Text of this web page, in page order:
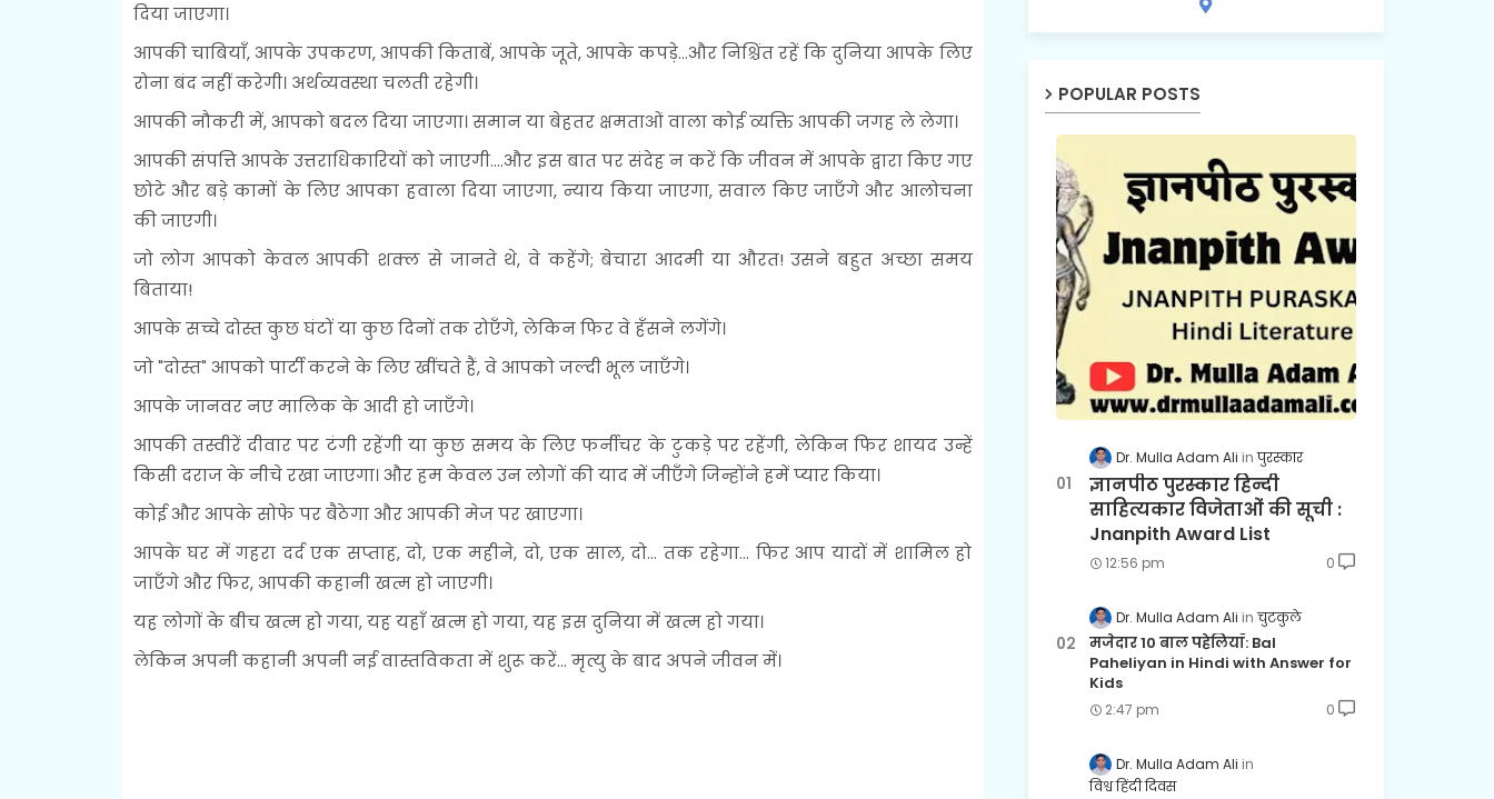
दिया जाएगा।
आपकी चाबियाँ, आपके उपकरण, आपकी किताबें, आपके जूते, आपके कपड़े...और निश्चिंत रहें कि दुनिया आपके लिए
रोना बंद नहीं करेगी। अर्थव्यवस्था चलती रहेगी।
आपकी नौकरी में, आपको बदल दिया जाएगा। समान या बेहतर क्षमताओं वाला कोई व्यक्ति आपकी जगह ले लेगा।
आपकी संपत्ति आपके उत्तराधिकारियों को जाएगी....और इस बात पर संदेह न करें कि जीवन में आपके द्वारा किए गए
छोटे और बड़े कामों के लिए आपका हवाला दिया जाएगा, न्याय किया जाएगा, सवाल किए जाएँगे और आलोचना
की जाएगी।
जो लोग आपको केवल आपकी शक्ल से जानते थे, वे कहेंगे; बेचारा आदमी या औरत! उसने बहुत अच्छा समय
बिताया!
आपके सच्चे दोस्त कुछ घंटों या कुछ दिनों तक रोएँगे, लेकिन फिर वे हँसने लगेंगे।
जो "दोस्त" आपको पार्टी करने के लिए खींचते हैं, वे आपको जल्दी भूल जाएँगे।
आपके जानवर नए मालिक के आदी हो जाएँगे।
आपकी तस्वीरें दीवार पर टंगी रहेंगी या कुछ समय के लिए फर्नीचर के टुकड़े पर रहेंगी, लेकिन फिर शायद उन्हें
किसी दराज के नीचे रखा जाएगा। और हम केवल उन लोगों की याद में जीएँगे जिन्होंने हमें प्यार किया।
कोई और आपके सोफे पर बैठेगा और आपकी मेज पर खाएगा।
आपके घर में गहरा दर्द एक सप्ताह, दो, एक महीने, दो, एक साल, दो... तक रहेगा... फिर आप यादों में शामिल हो
जाएँगे और फिर, आपकी कहानी खत्म हो जाएगी।
यह लोगों के बीच खत्म हो गया, यह यहाँ खत्म हो गया, यह इस दुनिया में खत्म हो गया।
लेकिन अपनी कहानी अपनी नई वास्तविकता में शुरू करें... मृत्यु के बाद अपने जीवन में।
POPULAR POSTS
Dr. Mulla Adam Ali पुरस्कार
ज्ञानपीठ पुरस्कार हिन्दी
साहित्यकार विजेताओं की सूची :
Jnanpith Award List
12:56 pm 0
Dr. Mulla Adam Ali चुटकुले
मजेदार 10 बाल पहेलियाँ: Bal
Paheliyan in Hindi with Answer for
Kids
2:47 pm 0
Dr. Mulla Adam Ali
विश्व हिंदी दिवस